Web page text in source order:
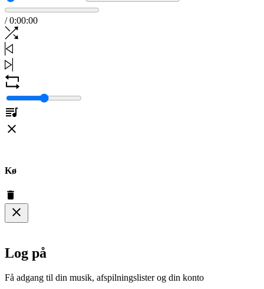
/ 0:00:00
Kø
Log på
Få adgang til din musik, afspilningslister og din konto